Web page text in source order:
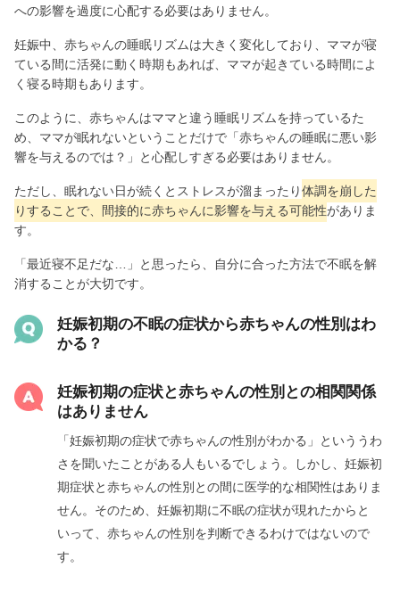
への影響を過度に心配する必要はありません。
妊娠中、赤ちゃんの睡眠リズムは大きく変化しており、ママが寝
ている間に活発に動く時期もあれば、ママが起きている時間によ
く寝る時期もあります。
このように、赤ちゃんはママと違う睡眠リズムを持っているた
め、ママが眠れないということだけで「赤ちゃんの睡眠に悪い影
響を与えるのでは？」と心配しすぎる必要はありません。
ただし、眠れない日が続くとストレスが溜まったり体調を崩した
りすることで、間接的に赤ちゃんに影響を与える可能性がありま
す。
「最近寝不足だな…」と思ったら、自分に合った方法で不眠を解
消することが大切です。
妊娠初期の不眠の症状から赤ちゃんの性別はわ
かる？
妊娠初期の症状と赤ちゃんの性別との相関関係
はありません
「妊娠初期の症状で赤ちゃんの性別がわかる」といううわ
さを聞いたことがある人もいるでしょう。しかし、妊娠初
期症状と赤ちゃんの性別との間に医学的な相関性はありま
せん。そのため、妊娠初期に不眠の症状が現れたからと
いって、赤ちゃんの性別を判断できるわけではないので
す。